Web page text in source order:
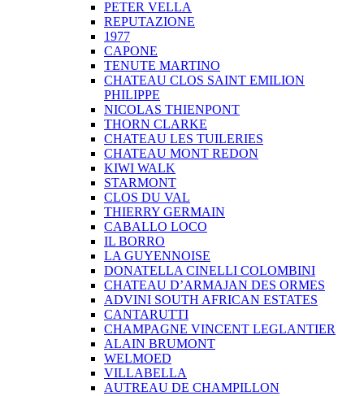
PETER VELLA
REPUTAZIONE
1977
CAPONE
TENUTE MARTINO
CHATEAU CLOS SAINT EMILION
PHILIPPE
NICOLAS THIENPONT
THORN CLARKE
CHATEAU LES TUILERIES
CHATEAU MONT REDON
KIWI WALK
STARMONT
CLOS DU VAL
THIERRY GERMAIN
CABALLO LOCO
IL BORRO
LA GUYENNOISE
DONATELLA CINELLI COLOMBINI
CHATEAU D’ARMAJAN DES ORMES
ADVINI SOUTH AFRICAN ESTATES
CANTARUTTI
CHAMPAGNE VINCENT LEGLANTIER
ALAIN BRUMONT
WELMOED
VILLABELLA
AUTREAU DE CHAMPILLON